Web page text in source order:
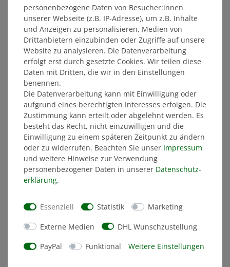
Fischerhut DYNAMO schwarz-gelb
10,00 €
MITGLIEDERPREIS: 9,50 €
ÄHNLICHE ARTIKEL
personenbezogene Daten von Besucher:innen
unserer Webseite (z.B. IP-Adresse), um z.B. Inhalte
und Anzeigen zu personalisieren, Medien von
Drittanbietern einzubinden oder Zugriffe auf unsere
Website zu analysieren. Die Datenverarbeitung
erfolgt erst durch gesetzte Cookies. Wir teilen diese
Daten mit Dritten, die wir in den Einstellungen
benennen.
Die Datenverarbeitung kann mit Einwilligung oder
aufgrund eines berechtigten Interesses erfolgen. Die
Zustimmung kann erteilt oder abgelehnt werden. Es
besteht das Recht, nicht einzuwilligen und die
Einwilligung zu einem späteren Zeitpunkt zu ändern
oder zu widerrufen. Beachten Sie unser Impressum
und weitere Hinweise zur Verwendung
personenbezogener Daten in unserer Daten­schutz­
erklärung.
Essenziell Statistik Marketing
Externe Medien DHL Wunschzustellung
PayPal Funktional Weitere Einstellungen